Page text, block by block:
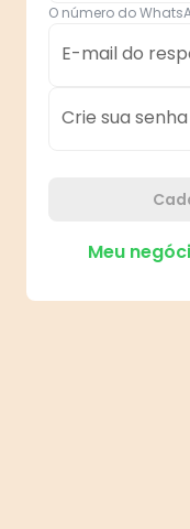
O número do
E-mail do
Crie sua senha
Meu